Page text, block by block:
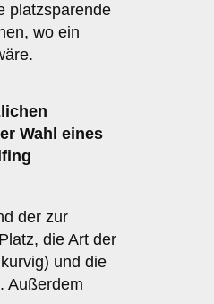
platzsparende
wo ein
Wahl eines
der zur
die Art der
und die
Außerdem